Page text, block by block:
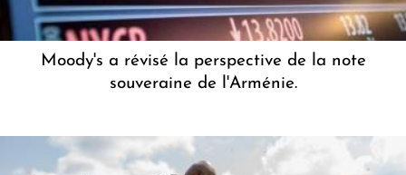
Moody's a révisé la perspective de la note
souveraine de l'Arménie.